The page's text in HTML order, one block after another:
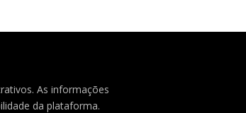
As informações
da plataforma.